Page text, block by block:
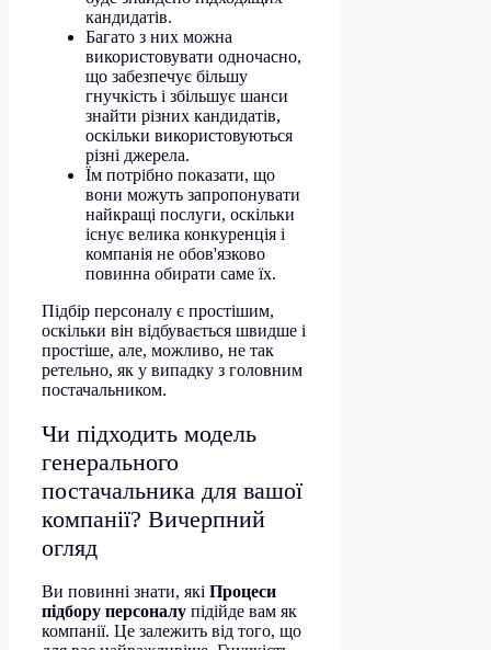
кандидатів.
Багато з них можна
використовувати одночасно,
що забезпечує більшу
гнучкість і збільшує шанси
знайти різних кандидатів,
оскільки використовуються
різні джерела.
Їм потрібно показати, що
вони можуть запропонувати
найкращі послуги, оскільки
існує велика конкуренція і
компанія не обов'язково
повинна обирати саме їх.
Підбір персоналу є простішим,
оскільки він відбувається швидше і
простіше, але, можливо, не так
ретельно, як у випадку з головним
постачальником.
Чи підходить модель
генерального
постачальника для вашої
компанії? Вичерпний
огляд
Ви повинні знати, які Процеси
підбору персоналу підійде вам як
компанії. Це залежить від того, що